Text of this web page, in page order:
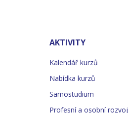
AKTIVITY
Kalendář kurzů
Nabídka kurzů
Samostudium
Profesní a osobní rozvoj